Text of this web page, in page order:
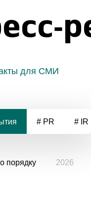
для СМИ
# PR # IR
порядку 2026